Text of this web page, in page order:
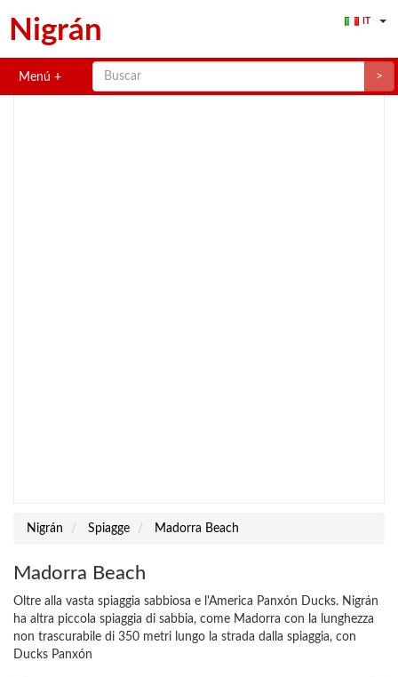
Nigrán
Menú >
Nigrán Spiagge Madorra Beach
Madorra Beach
Oltre alla vasta spiaggia sabbiosa e l'America Panxón Ducks. Nigrán
ha altra piccola spiaggia di sabbia, come Madorra con la lunghezza
non trascurabile di 350 metri lungo la strada dalla spiaggia, con
Ducks Panxón